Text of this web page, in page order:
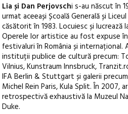
Lia și Dan Perjovschi s-au născut în
urmat aceeași Școală Generală și
căsătorit în 1983. Locuiesc și lucrează
Operele lor artistice au fost expuse
festivaluri în România și internațional.
instituții publice de cultură precum:
Vilnius, Kunstraum Innsbruck,
IFA Berlin & Stuttgart și galerii
Michel Rein Paris, Kula Split. În
retrospectivă exhaustivă la Muzeul
Duke.